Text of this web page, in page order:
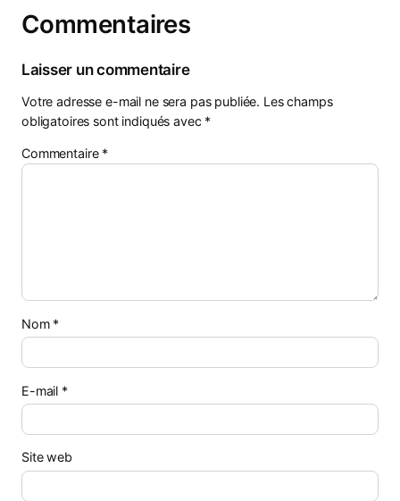
Commentaires
Laisser un commentaire
Votre adresse e-mail ne sera pas publiée. Les champs
obligatoires sont indiqués avec *
Commentaire *
Nom *
E-mail *
Site web